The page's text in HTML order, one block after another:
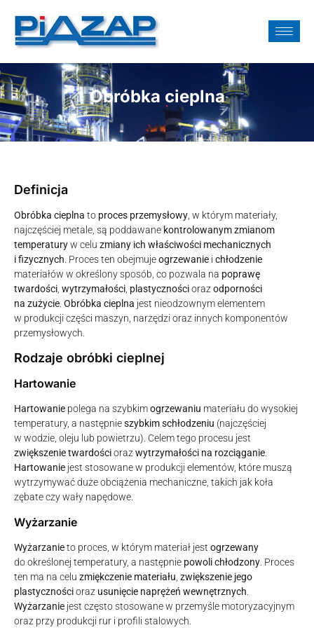
Obróbka cieplna
Definicja
Obróbka cieplna to proces przemysłowy , w którym materiały,
najczęściej metale, są poddawane kontrolowanym zmianom
temperaturyw celu zmiany ich właściwości mechanicznych
i fizycznych . Proces ten obejmujeogrzewanie i chłodzenie
materiałów w określony sposób, co pozwala na poprawę
twardości wytrzymałości plastycznościoraz odporności
na zużycie Obróbka cieplna jest nieodzownym elementem
w produkcji części maszyn, narzędzi oraz innych komponentów
przemysłowych.
Rodzaje obróbki cieplnej
Hartowanie
Hartowanie polega na szybkimogrzewaniu materiału do wysokiej
temperatury, a następnieszybkim schłodzeniu (najczęściej
w wodzie, oleju lub powietrzu). Celem tego procesu jest
zwiększenie twardościorazwytrzymałości na rozciąganie.
Hartowanie jest stosowane w produkcji elementów, które muszą
wytrzymywać duże obciążenia mechaniczne, takich jak koła
zębate czy wały napędowe.
Wyżarzanie
Wyżarzanieto proces, w którym materiał jest ogrzewany
do określonej temperatury, a następnie powoli chłodzony . Proces
ten ma na celu zmiękczenie materiału zwiększenie jego
plastycznościoraz usunięcie naprężeń wewnętrznych
Wyżarzanie jest często stosowane w przemyśle motoryzacyjnym
oraz przy produkcji rur i profili stalowych.